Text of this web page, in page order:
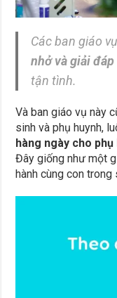
Các ban giáo
nhở và giải
tận tình.
Và ban giáo vụ này
sinh và phụ huynh,
hàng ngày cho
Đây giống như một
hành cùng con